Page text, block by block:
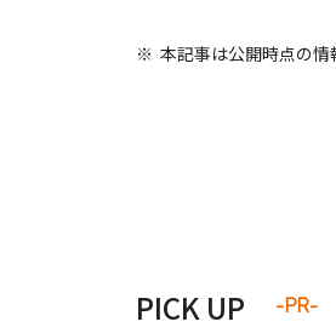
本記事は公開時点の情
PICK UP -PR-